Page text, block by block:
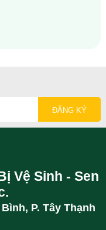
Vệ Sinh - Sen
P. Tây Thạnh